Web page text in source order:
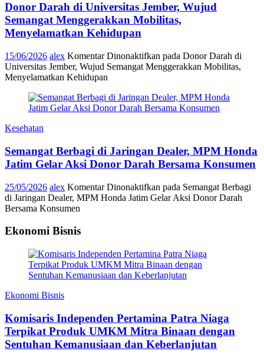
Donor Darah di Universitas Jember, Wujud
Semangat Menggerakkan Mobilitas,
Menyelamatkan Kehidupan
15/06/2026 alex Komentar Dinonaktifkan pada Donor Darah di
Universitas Jember, Wujud Semangat Menggerakkan Mobilitas,
Menyelamatkan Kehidupan
Kesehatan
Semangat Berbagi di Jaringan Dealer, MPM Honda
Jatim Gelar Aksi Donor Darah Bersama Konsumen
25/05/2026 alex Komentar Dinonaktifkan pada Semangat Berbagi
di Jaringan Dealer, MPM Honda Jatim Gelar Aksi Donor Darah
Bersama Konsumen
Ekonomi Bisnis
Ekonomi Bisnis
Komisaris Independen Pertamina Patra Niaga
Terpikat Produk UMKM Mitra Binaan dengan
Sentuhan Kemanusiaan dan Keberlanjutan